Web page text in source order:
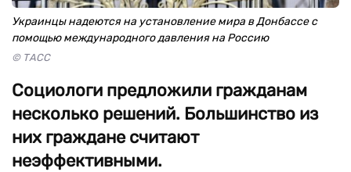
Украинцы надеются на установление мира в Донбассе с
помощью международного давления на Россию
© ТАСС
Социологи предложили гражданам
несколько решений. Большинство из
них граждане считают
неэффективными.